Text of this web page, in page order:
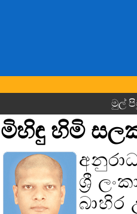
මුල්
මිහිඳු හිමි
ශ්‍රී
බාහිර